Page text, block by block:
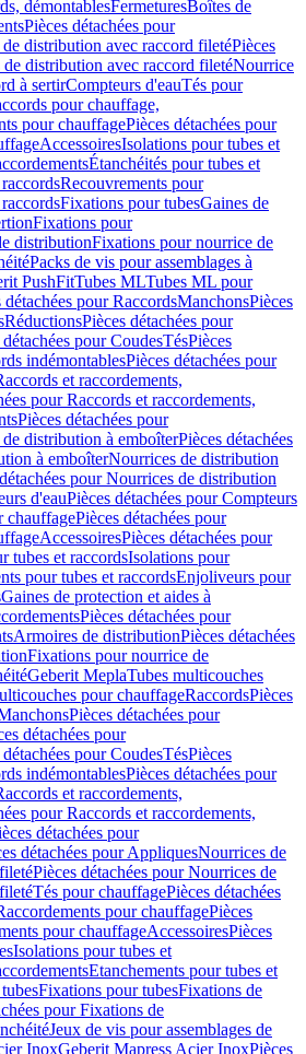
démontablesFermeturesBoîtes de
Pièces détachées pour
distribution avec raccord filetéPièces
distribution avec raccord filetéNourrice
à sertirCompteurs d'eauTés pour
pour chauffage,
pour chauffagePièces détachées pour
AccessoiresIsolations pour tubes et
Étanchéités pour tubes et
Recouvrements pour
Fixations pour tubesGaines de
Fixations pour
distributionFixations pour nourrice de
Packs de vis pour assemblages à
PushFitTubes MLTubes ML pour
détachées pour RaccordsManchonsPièces
RéductionsPièces détachées pour
détachées pour CoudesTésPièces
indémontablesPièces détachées pour
et raccordements,
pour Raccords et raccordements,
Pièces détachées pour
distribution à emboîterPièces détachées
à emboîterNourrices de distribution
pour Nourrices de distribution
d'eauPièces détachées pour Compteurs
chauffagePièces détachées pour
AccessoiresPièces détachées pour
tubes et raccordsIsolations pour
pour tubes et raccordsEnjoliveurs pour
Gaines de protection et aides à
Pièces détachées pour
Armoires de distributionPièces détachées
Fixations pour nourrice de
Geberit MeplaTubes multicouches
pour chauffageRaccordsPièces
Pièces détachées pour
détachées pour
détachées pour CoudesTésPièces
indémontablesPièces détachées pour
et raccordements,
pour Raccords et raccordements,
détachées pour
détachées pour AppliquesNourrices de
Pièces détachées pour Nourrices de
Tés pour chauffagePièces détachées
pour chauffagePièces
pour chauffageAccessoiresPièces
Isolations pour tubes et
Etanchements pour tubes et
Fixations pour tubesFixations de
pour Fixations de
Jeux de vis pour assemblages de
InoxGeberit Mapress Acier InoxPièces